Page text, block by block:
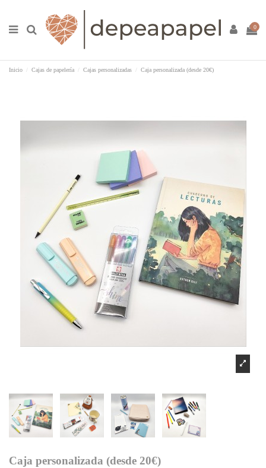
0
Inicio Cajas de papelería Cajas personalizadas Caja personalizada (desde 20€)
Caja personalizada (desde 20€)